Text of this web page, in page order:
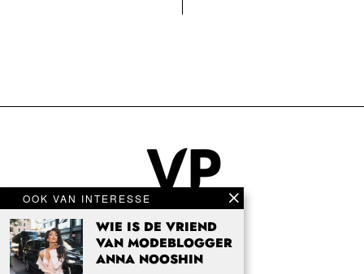
OOK VAN INTERESSE
WIE IS DE VRIEND
VAN MODEBLOGGER
ANNA NOOSHIN